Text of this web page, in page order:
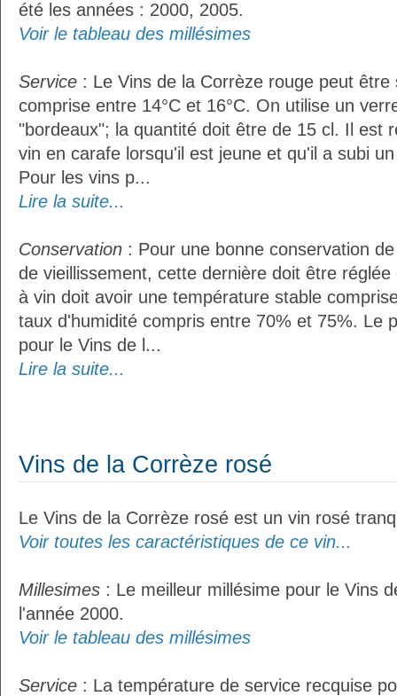
été les années : 2000, 2005.
Voir le tableau des millésimes
Service : Le Vins de la Corrèze rouge peut
comprise entre 14°C et 16°C. On utilise un
"bordeaux"; la quantité doit être de 15 cl. Il est
vin en carafe lorsqu'il est jeune et qu'il a subi
Pour les vins p...
Lire la suite...
Conservation : Pour une bonne conservation
de vieillissement, cette dernière doit être réglée
à vin doit avoir une température stable
taux d'humidité compris entre 70% et 75%. Le
pour le Vins de l...
Lire la suite...
Vins de la Corrèze rosé
Le Vins de la Corrèze rosé est un vin rosé
Voir toutes les caractéristiques de ce vin...
Millesimes : Le meilleur millésime pour le Vins
l'année 2000.
Voir le tableau des millésimes
Service : La température de service recquise